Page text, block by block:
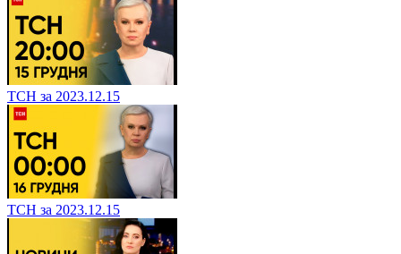
ТСН за 2023.12.15
ТСН за 2023.12.15